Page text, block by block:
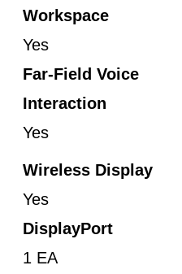
Workspace
Yes
Far-Field Voice
Interaction
Yes
Wireless Display
Yes
DisplayPort
1 EA